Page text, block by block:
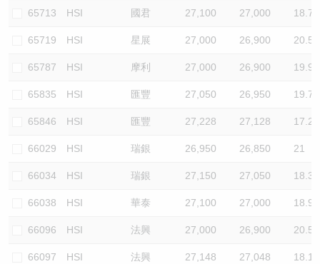
65713 HSI 國君 27,100 27,000 18.7
65719 HSI 星展 27,000 26,900 20.5
65787 HSI 摩利 27,000 26,900 19.9
65835 HSI 匯豐 27,050 26,950 19.7
65846 HSI 匯豐 27,228 27,128 17.2
66029 HSI 瑞銀 26,950 26,850 21
66034 HSI 瑞銀 27,150 27,050 18.3
66038 HSI 華泰 27,100 27,000 18.9
66096 HSI 法興 27,000 26,900 20.5
66097 HSI 法興 27,148 27,048 18.1